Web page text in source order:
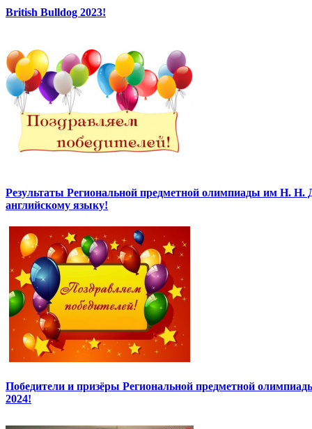
British Bulldog 2023!
Результаты Региональной предметной олимпиады им Н. Н.
английскому языку!
Победители и призёры Региональной предметной
2024!